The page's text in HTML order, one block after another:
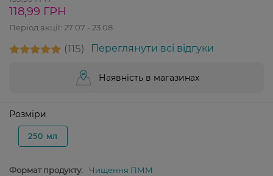
118,99 ГРН
Період акції: 27 07 - 23 08
115 Переглянути всі відгуки
Наявність в магазинах
Розміри
250 мл
Формат продукту:
Чищення ПММ